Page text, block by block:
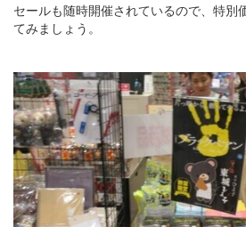
セールも随時開催されているので、特別
てみましょう。